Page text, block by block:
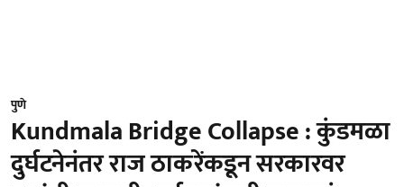
पुणे
Kundmala Bridge Collapse : कुंडमळा
दुर्घटनेनंतर राज ठाकरेंकडून सरकारवर